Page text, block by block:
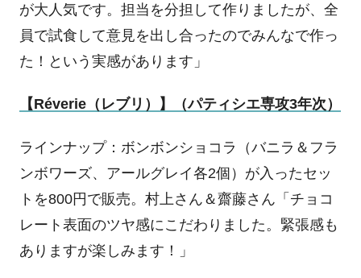
が大人気です。担当を分担して作りましたが、全
員で試食して意見を出し合ったのでみんなで作っ
た！という実感があります」
【Réverie（レブリ）】（パティシエ専攻3年次）
ラインナップ：ボンボンショコラ（バニラ＆フラ
ンボワーズ、アールグレイ各2個）が入ったセッ
トを800円で販売。村上さん＆齋藤さん「チョコ
レート表面のツヤ感にこだわりました。緊張感も
ありますが楽しみます！」